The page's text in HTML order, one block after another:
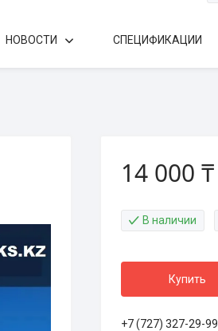
НОВОСТИ СПЕЦИФИКАЦИИ
14 000 ₸
В наличии
Купить
+7 (727) 327-29-99